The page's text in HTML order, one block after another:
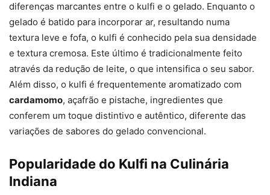
diferenças marcantes entre o kulfi e o gelado. Enquanto o
gelado é batido para incorporar ar, resultando numa
textura leve e fofa, o kulfi é conhecido pela sua densidade
e textura cremosa. Este último é tradicionalmente feito
através da redução de leite, o que intensifica o seu sabor.
Além disso, o kulfi é frequentemente aromatizado com
cardamomo, açafrão e pistache, ingredientes que
conferem um toque distintivo e autêntico, diferente das
variações de sabores do gelado convencional.
Popularidade do Kulfi na Culinária
Indiana